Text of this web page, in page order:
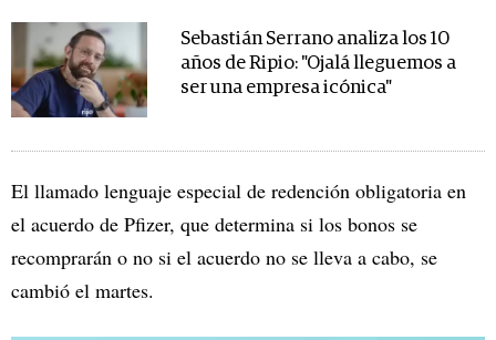
Sebastián Serrano analiza los 10
años de Ripio: "Ojalá lleguemos a
ser una empresa icónica"
El llamado lenguaje especial de redención obligatoria en
el acuerdo de Pfizer, que determina si los bonos se
recomprarán o no si el acuerdo no se lleva a cabo, se
cambió el martes.